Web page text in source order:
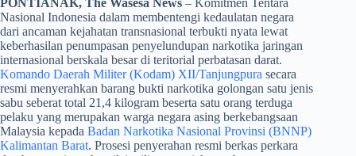
PONTIANAK, The Wasesa News – Komitmen Tentara
Nasional Indonesia dalam membentengi kedaulatan negara
dari ancaman kejahatan transnasional terbukti nyata lewat
keberhasilan penumpasan penyelundupan narkotika jaringan
internasional berskala besar di teritorial perbatasan darat.
Komando Daerah Militer (Kodam) XII/Tanjungpura secara
resmi menyerahkan barang bukti narkotika golongan satu jenis
sabu seberat total 21,4 kilogram beserta satu orang terduga
pelaku yang merupakan warga negara asing berkebangsaan
Malaysia kepada Badan Narkotika Nasional Provinsi (BNNP)
Kalimantan Barat. Prosesi penyerahan resmi berkas perkara